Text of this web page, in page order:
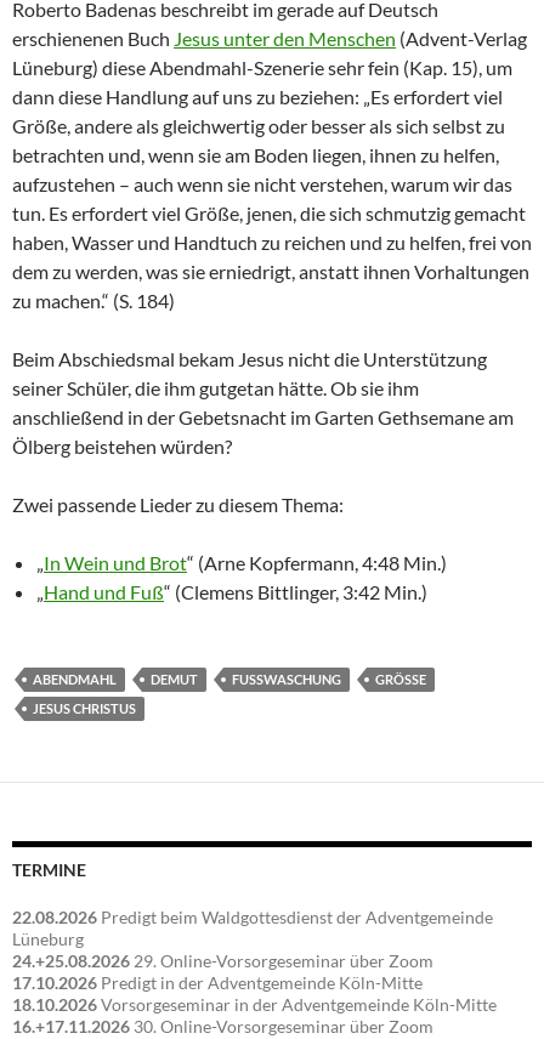
Roberto Badenas beschreibt im gerade auf Deutsch
erschienenen Buch Jesus unter den Menschen (Advent-Verlag
Lüneburg) diese Abendmahl-Szenerie sehr fein (Kap. 15), um
dann diese Handlung auf uns zu beziehen: „Es erfordert viel
Größe, andere als gleichwertig oder besser als sich selbst zu
betrachten und, wenn sie am Boden liegen, ihnen zu helfen,
aufzustehen – auch wenn sie nicht verstehen, warum wir das
tun. Es erfordert viel Größe, jenen, die sich schmutzig gemacht
haben, Wasser und Handtuch zu reichen und zu helfen, frei von
dem zu werden, was sie erniedrigt, anstatt ihnen Vorhaltungen
zu machen.“ (S. 184)
Beim Abschiedsmal bekam Jesus nicht die Unterstützung
seiner Schüler, die ihm gutgetan hätte. Ob sie ihm
anschließend in der Gebetsnacht im Garten Gethsemane am
Ölberg beistehen würden?
Zwei passende Lieder zu diesem Thema:
„In Wein und Brot“ (Arne Kopfermann, 4:48 Min.)
„Hand und Fuß“ (Clemens Bittlinger, 3:42 Min.)
ABENDMAHL DEMUT FUSSWASCHUNG
GRÖSSE
JESUS CHRISTUS
TERMINE
22.08.2026 Predigt beim Waldgottesdienst der Adventgemeinde
Lüneburg
24.+25.08.202629. Online-Vorsorgeseminar über Zoom
17.10.2026 Predigt in der Adventgemeinde Köln-Mitte
18.10.2026Vorsorgeseminar in der Adventgemeinde Köln-Mitte
16.+17.11.2026 30. Online-Vorsorgeseminar über Zoom